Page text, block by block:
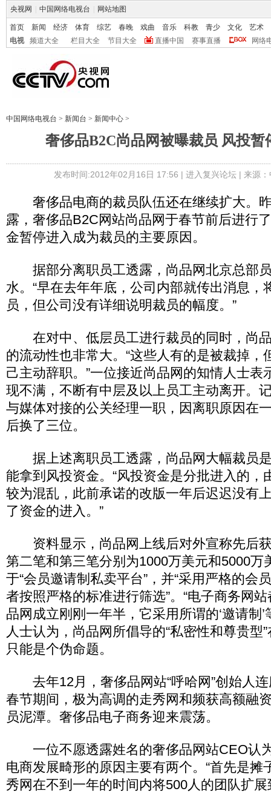
央视网 中国网络电视台 网站地图
首页 新闻 经济 体育 综艺 春晚 戏曲 音乐 科教 青少 文化
艺术
电视
频道大全 栏目大全 节目大全 直播中国 赛事直播 网络
中国网络电视台 > 新闻台 > 新闻中心 >
奢侈品B2C尚品网被曝裁员 风投暂
发布时间:2012年02月16日 17:56 | 进入复兴论坛| 来源
奢侈品电商的裁员队伍还在继续扩大。
露，奢侈品B2C网站尚品网于春节前后进行
金暂停进入成为裁员的主要原因。
据部分离职员工透露，尚品网北京总部
水。“早在去年年底，公司内部就传出消息，
员，但公司没有详细说明裁员的幅度。”
在对中、低层员工进行裁员的同时，尚
的流动性也非常大。“这些人有的是被裁掉，
己主动辞职。”一位接近尚品网的知情人士表
现不满，不断有中层及以上员工主动离开。
与媒体对接的公关经理一职，因离职原因在
后换了三位。
据上述离职员工透露，尚品网大幅裁员
能拿到风投资金。“风投资金是分批进入的，
较为混乱，此前承诺的改版一年后迟迟没有
了资金的进入。”
资料显示，尚品网上线后对外宣称先后
第二笔和第三笔分别为1000万美元和5000万
于“会员邀请制私卖平台”，并“采用严格的会
者按照严格的标准进行筛选”。“电子商务网站
品网成立刚刚一年半，它采用所谓的‘邀请制
人士认为，尚品网所倡导的“私密性和尊贵型
只能是个伪命题。
去年12月，奢侈品网站“呼哈网”创始人连
春节期间，极为高调的走秀网和频获高额融
员泥潭。奢侈品电子商务迎来震荡。
一位不愿透露姓名的奢侈品网站CEO认
电商发展畸形的原因主要有两个。“首先是摊
秀网在不到一年的时间内将500人的团队扩